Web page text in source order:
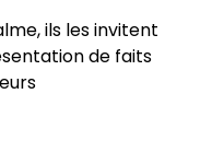
ils les invitent
de faits